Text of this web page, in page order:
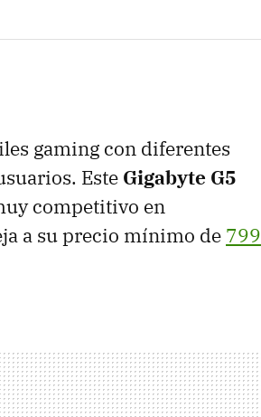
gaming con diferentes
Este Gigabyte G5
competitivo en
a su precio mínimo de 799